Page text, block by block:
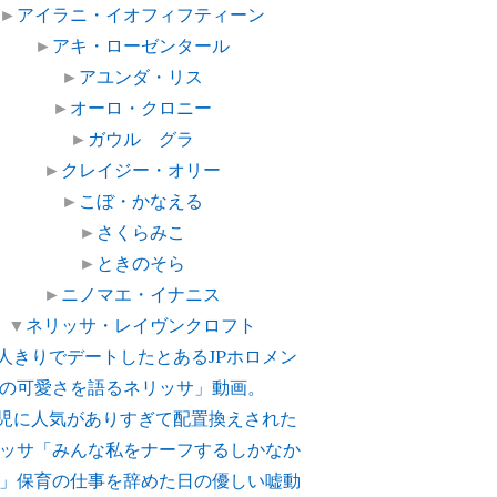
► アイラニ・イオフィフティーン
► アキ・ローゼンタール
► アユンダ・リス
► オーロ・クロニー
► ガウル グラ
► クレイジー・オリー
► こぼ・かなえる
► さくらみこ
► ときのそら
► ニノマエ・イナニス
▼ ネリッサ・レイヴンクロフト
人きりでデートしたとあるJPホロメン
の可愛さを語るネリッサ」動画。
に人気がありすぎて配置換えされた
サ「みんな私をナーフするしかなか
保育の仕事を辞めた日の優しい嘘動